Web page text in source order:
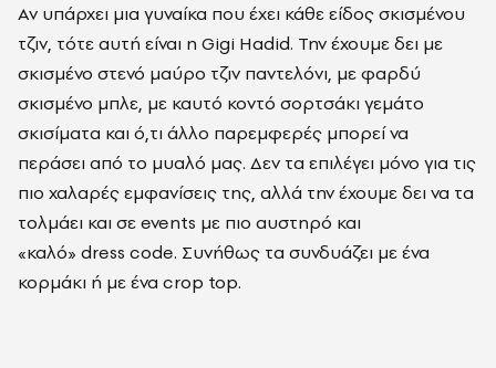
Αν υπάρχει μια γυναίκα που έχει κάθε είδος σκισμένου
τζιν, τότε αυτή είναι η Gigi Hadid. Την έχουμε δει με
σκισμένο στενό μαύρο τζιν παντελόνι, με φαρδύ
σκισμένο μπλε, με καυτό κοντό σορτσάκι γεμάτο
σκισίματα και ό,τι άλλο παρεμφερές μπορεί να
περάσει από το μυαλό μας. Δεν τα επιλέγει μόνο για τις
πιο χαλαρές εμφανίσεις της, αλλά την έχουμε δει να τα
τολμάει και σε events με πιο αυστηρό και
«καλό» dress code. Συνήθως τα συνδυάζει με ένα
κορμάκι ή με ένα crop top.